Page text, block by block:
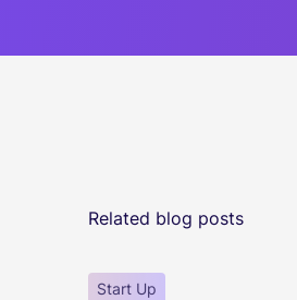
Related blog posts
Start Up